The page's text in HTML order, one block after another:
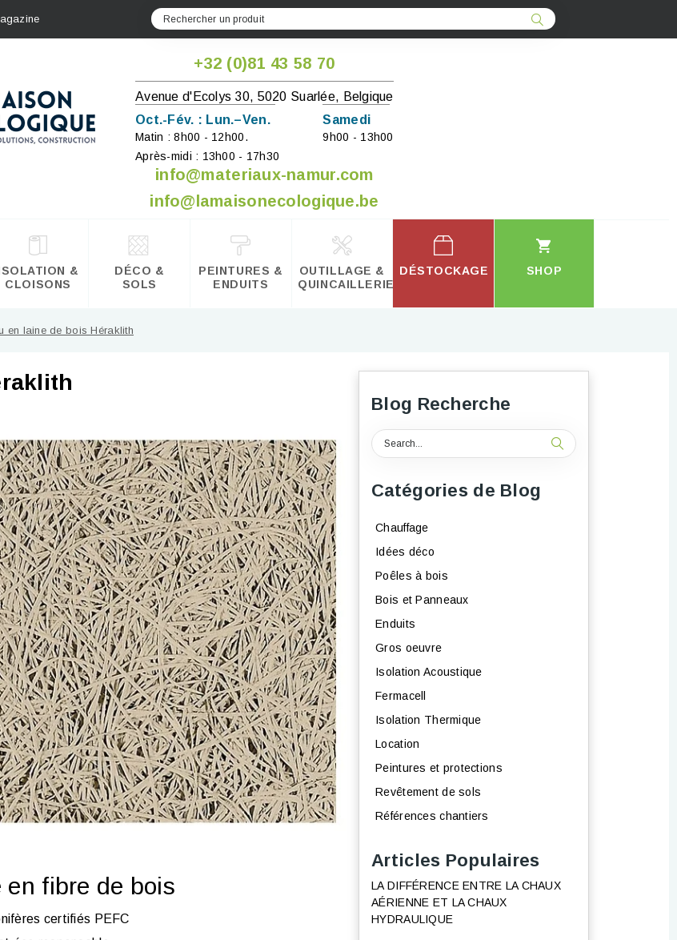
+32 (0)81 43 58 70
Avenue d'Ecolys 30, 5020 Suarlée, Belgique
Oct.-Fév. : Lun.–Ven.
Matin : 8h00 - 12h00.
Après-midi : 13h00 - 17h30
Samedi
9h00 - 13h00
info@materiaux-namur.com
info@lamaisonecologique.be
&
CLOISONS
DÉCO &
SOLS
PEINTURES &
ENDUITS
OUTILLAGE &
QUINCAILLERIE
DÉSTOCKAGE SHOP
en laine de bois Héraklith
fibre de bois
certifiés PEFC
Blog Recherche
Catégories de Blog
Chauffage
Idées déco
Poêles à bois
Bois et Panneaux
Enduits
Gros oeuvre
Isolation Acoustique
Fermacell
Isolation Thermique
Location
Peintures et protections
Revêtement de sols
Références chantiers
Articles Populaires
LA DIFFÉRENCE ENTRE LA CHAUX
AÉRIENNE ET LA CHAUX
HYDRAULIQUE